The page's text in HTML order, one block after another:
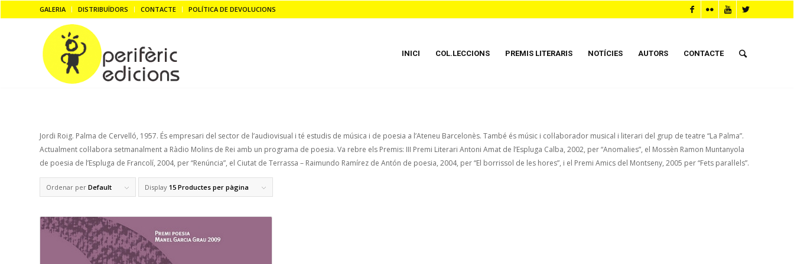
GALERIA DISTRIBUÏDORS CONTACTE POLÍTICA DE DEVOLUCIONS
INICI COL.LECCIONS PREMIS LITERARIS NOTÍCIES AUTORS CONTACTE
Jordi Roig. Palma de Cervelló, 1957. És empresari del sector de l’audiovisual i té estudis de música i de poesia a l’Ateneu Barcelonès. També és músic i col·laborador musical i literari del grup de teatre “La Palma”.
Actualment col·labora setmanalment a Ràdio Molins de Rei amb un programa de poesia. Va rebre els Premis: III Premi Literari Antoni Amat de l’Espluga Calba, 2002, per “Anomalies”, el Mossèn Ramon Muntanyola
de poesia de l’Espluga de Francolí, 2004, per “Renúncia”, el Ciutat de Terrassa – Raimundo Ramírez de Antón de poesia, 2004, per “El borrissol de les hores”, i el Premi Amics del Montseny, 2005 per “Fets paral·lels”.
Ordenar per Default Display 15 Productes per pàgina